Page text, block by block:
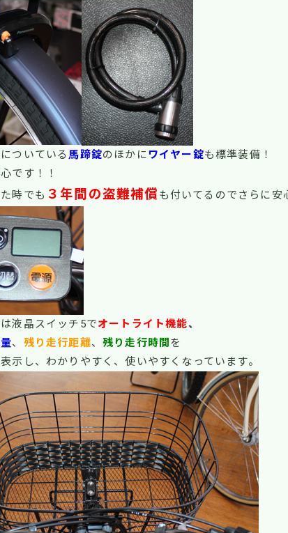
ついている 馬蹄錠のほかにワイヤー錠も標準装備！
です！！
時でも ３年間の盗難補償 も付いてるのでさらに安
液晶スイッチ5でオートライト機能、
、 残り走行距離、残り走行時間 を
示し、わかりやすく、使いやすくなっています。